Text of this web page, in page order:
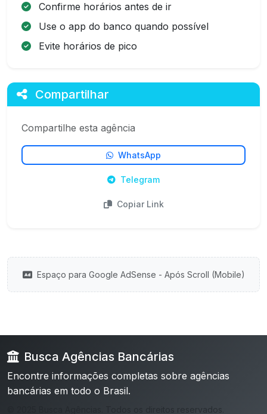
Confirme horários antes de ir
Use o app do banco quando possível
Evite horários de pico
Compartilhar
Compartilhe esta agência
WhatsApp
Telegram
Copiar Link
Espaço para Google AdSense - Após Scroll (Mobile)
Busca Agências Bancárias
Encontre informações completas sobre agências
bancárias em todo o Brasil.